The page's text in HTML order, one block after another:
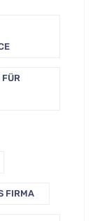
FIRMA